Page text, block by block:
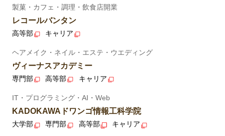
製菓・カフェ・調理・飲食店開業
レコールバンタン
高等部 キャリア
ヘアメイク・ネイル・エステ・ウエディング
ヴィーナスアカデミー
専門部 高等部 キャリア
IT・プログラミング・AI・Web
KADOKAWAドワンゴ情報工科学院
大学部 専門部 高等部 キャリア